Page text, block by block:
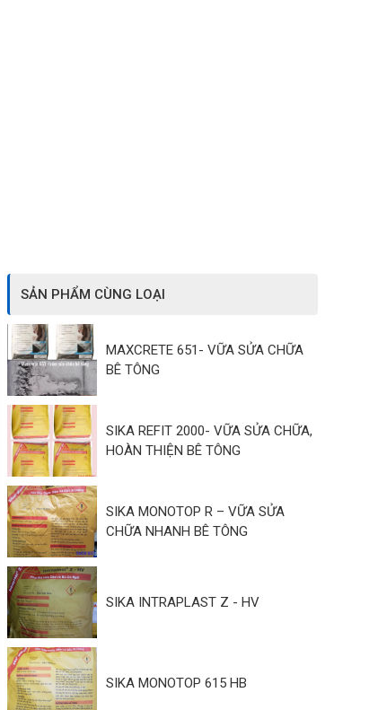
SẢN PHẨM CÙNG LOẠI
MAXCRETE 651- VỮA SỬA CHỮA
BÊ TÔNG
SIKA REFIT 2000- VỮA SỬA CHỮA,
HOÀN THIỆN BÊ TÔNG
SIKA MONOTOP R – VỮA SỬA
CHỮA NHANH BÊ TÔNG
SIKA INTRAPLAST Z - HV
SIKA MONOTOP 615 HB